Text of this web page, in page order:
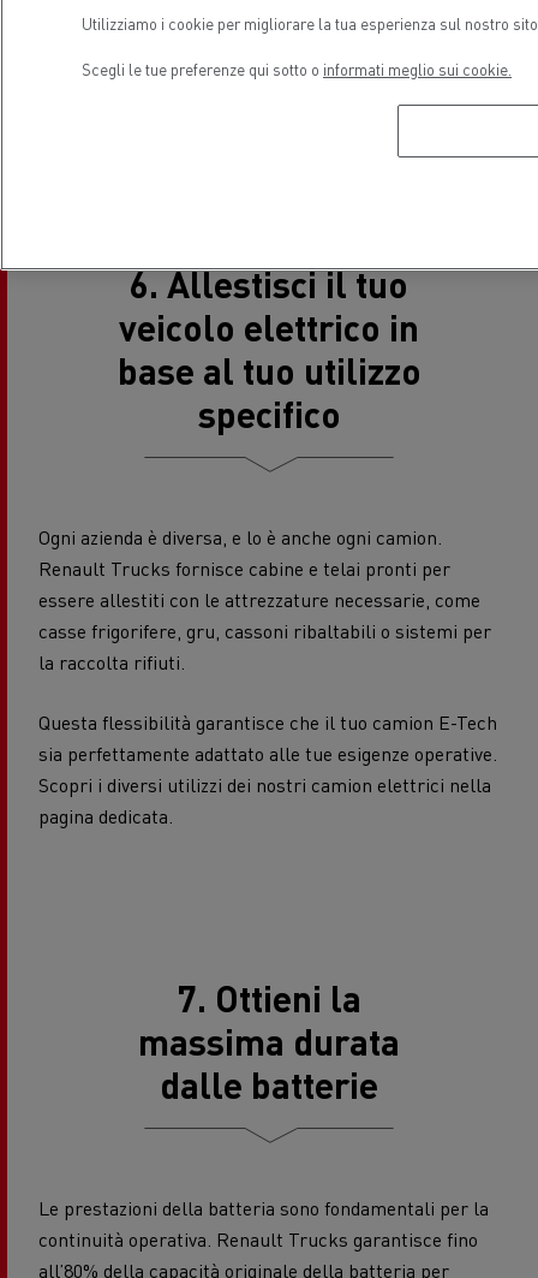
l’efficienza, migliorano la sicurezza e offrono
un’esperienza migliore al cliente grazie a operazioni
6. Allestisci il tuo
veicolo elettrico in
base al tuo utilizzo
specifico
Ogni azienda è diversa, e lo è anche ogni camion.
Renault Trucks fornisce cabine e telai pronti per
essere allestiti con le attrezzature necessarie, come
casse frigorifere, gru, cassoni ribaltabili o sistemi per
la raccolta rifiuti.
Questa flessibilità garantisce che il tuo camion E-Tech
sia perfettamente adattato alle tue esigenze operative.
Scopri i diversi utilizzi dei nostri camion elettrici nella
pagina dedicata.
7. Ottieni la
massima durata
dalle batterie
Le prestazioni della batteria sono fondamentali per la
continuità operativa. Renault Trucks garantisce fino
all’80% della capacità originale della batteria per
Utilizziamo i cookie per migliorare la tua esperienza sul nostro
Scegli le tue preferenze qui sotto o informati meglio sui cookie.